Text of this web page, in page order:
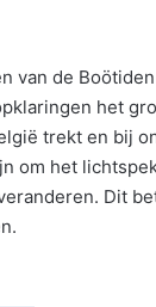
van de
het
trekt en bij
om het
Dit